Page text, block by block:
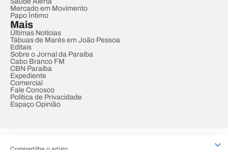
Mercado em Movimento
Papo Íntimo
Mais
Últimas Notícias
Tábuas de Marés em João Pessoa
Editais
Sobre o Jornal da Paraíba
Cabo Branco FM
CBN Paraíba
Expediente
Comercial
Fale Conosco
Política de Privacidade
Espaço Opinião